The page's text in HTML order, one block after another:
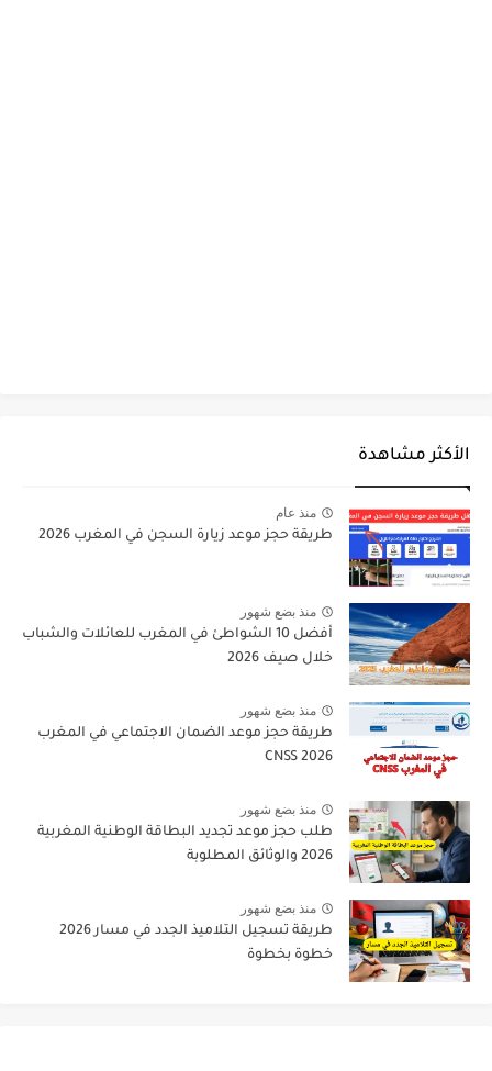
الأكثر مشاهدة
منذ عام
طريقة حجز موعد زيارة السجن في المغرب 2026
منذ بضع شهور
أفضل 10 الشواطئ في المغرب للعائلات والشباب
خلال صيف 2026
منذ بضع شهور
طريقة حجز موعد الضمان الاجتماعي في المغرب
CNSS 2026
منذ بضع شهور
طلب حجز موعد تجديد البطاقة الوطنية المغربية
2026 والوثائق المطلوبة
منذ بضع شهور
طريقة تسجيل التلاميذ الجدد في مسار 2026
خطوة بخطوة